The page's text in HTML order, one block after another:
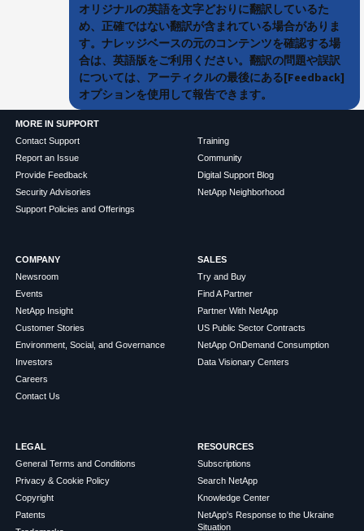
オリジナルの英語を文字どおりに翻訳しているた
め、正確ではない翻訳が含まれている場合がありま
す。ナレッジベースの元のコンテンツを確認する場
合は、英語版をご利用ください。翻訳の問題や誤訳
については、アーティクルの最後にある[Feedback]
オプションを使用して報告できます。
MORE IN SUPPORT
Contact Support
Report an Issue
Provide Feedback
Security Advisories
Support Policies and Offerings
Training
Community
Digital Support Blog
NetApp Neighborhood
COMPANY
Newsroom
Events
NetApp Insight
Customer Stories
Environment, Social, and Governance
Investors
Careers
Contact Us
SALES
Try and Buy
Find A Partner
Partner With NetApp
US Public Sector Contracts
NetApp OnDemand Consumption
Data Visionary Centers
LEGAL
General Terms and Conditions
Privacy & Cookie Policy
Copyright
Patents
RESOURCES
Subscriptions
Search NetApp
Knowledge Center
NetApp's Response to the Ukraine
Situation